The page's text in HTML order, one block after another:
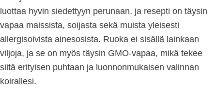
luottaa hyvin siedettyyn perunaan, ja resepti on täysin
vapaa maissista, soijasta sekä muista yleisesti
allergisoivista ainesosista. Ruoka ei sisällä lainkaan
viljoja, ja se on myös täysin GMO-vapaa, mikä tekee
siitä erityisen puhtaan ja luonnonmukaisen valinnan
koirallesi.